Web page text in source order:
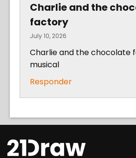
Charlie and the
factory
July 10, 2026
Charlie and the chocolate
musical
Responder